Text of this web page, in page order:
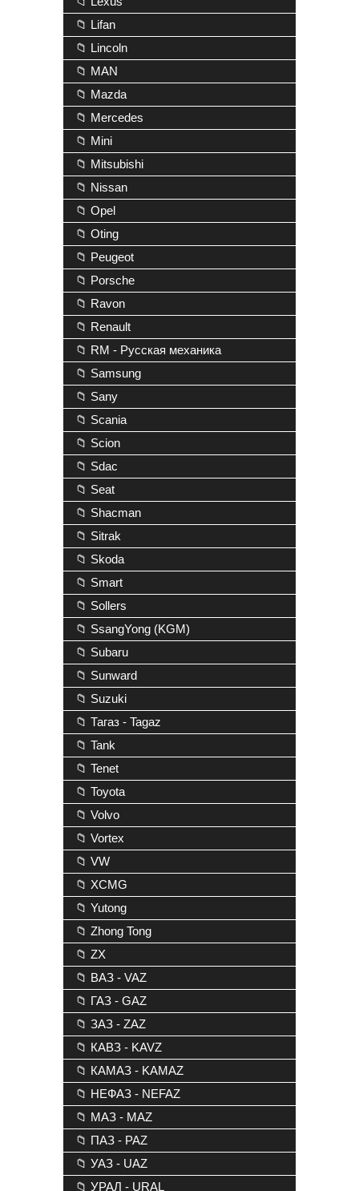
📁 Lifan
📁 Lincoln
📁 MAN
📁 Mazda
📁 Mercedes
📁 Mini
📁 Mitsubishi
📁 Nissan
📁 Opel
📁 Oting
📁 Peugeot
📁 Porsche
📁 Ravon
📁 Renault
📁 RM - Русская механика
📁 Samsung
📁 Sany
📁 Scania
📁 Scion
📁 Sdac
📁 Seat
📁 Shacman
📁 Sitrak
📁 Skoda
📁 Smart
📁 Sollers
📁 SsangYong (KGM)
📁 Subaru
📁 Sunward
📁 Suzuki
📁 Тагаз - Tagaz
📁 Tank
📁 Tenet
📁 Toyota
📁 Volvo
📁 Vortex
📁 VW
📁 XCMG
📁 Yutong
📁 Zhong Tong
📁 ZX
📁 ВАЗ - VAZ
📁 ГАЗ - GAZ
📁 ЗАЗ - ZAZ
📁 КАВЗ - KAVZ
📁 КАМАЗ - KAMAZ
📁 НЕФАЗ - NEFAZ
📁 МАЗ - MAZ
📁 ПАЗ - PAZ
📁 УАЗ - UAZ
📁 УРАЛ - URAL